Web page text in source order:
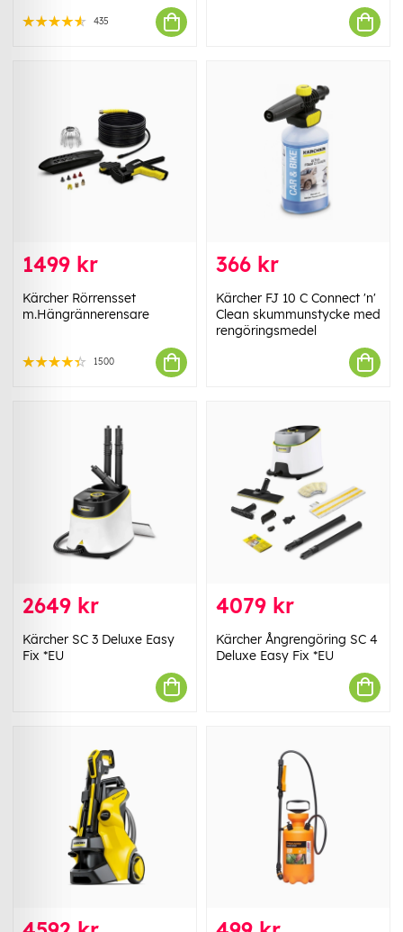
435
1499 kr
Kärcher Rörrensset
m.Hängrännerensare
1500
366 kr
Kärcher FJ 10 C Connect 'n'
Clean skummunstycke med
rengöringsmedel
2649 kr
Kärcher SC 3 Deluxe Easy
Fix *EU
4079 kr
Kärcher Ångrengöring SC 4
Deluxe Easy Fix *EU